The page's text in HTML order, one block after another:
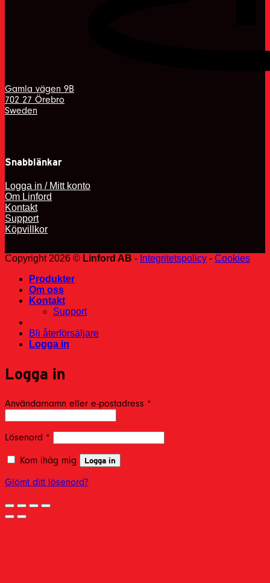
Gamla vägen 9B
702 27 Örebro
Sweden
Snabblänkar
Logga in / Mitt konto
Om Linford
Kontakt
Support
Köpvillkor
Copyright 2026 © Linford AB - Integritetspolicy - Cookies
Produkter
Om oss
Kontakt
Support
Bli återförsäljare
Logga in
Logga in
Användarnamn eller e-postadress *
Lösenord *
Kom ihåg mig Logga in
Glömt ditt lösenord?